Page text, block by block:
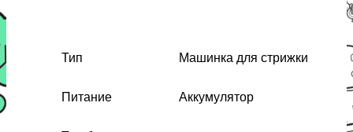
Тип Машинка для стрижки
Питание Аккумулятор